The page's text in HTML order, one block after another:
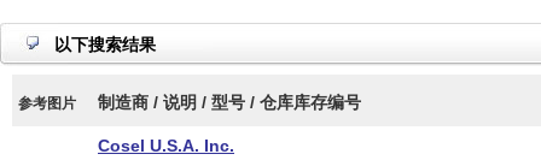
以下搜索结果
参考图片 制造商 / 说明 / 型号 / 仓库库存编号
Cosel U.S.A. Inc.